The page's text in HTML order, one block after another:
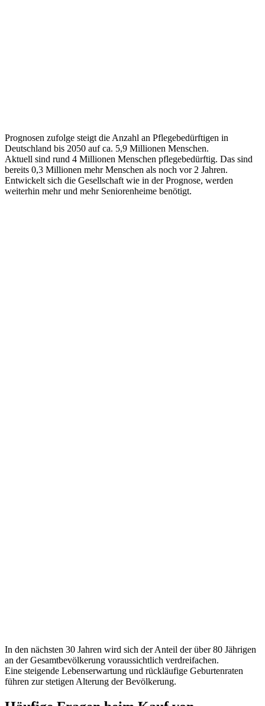
Prognosen zufolge steigt die Anzahl an Pflegebedürftigen in
Deutschland bis 2050 auf ca. 5,9 Millionen Menschen.
Aktuell sind rund 4 Millionen Menschen pflegebedürftig. Das sind
bereits 0,3 Millionen mehr Menschen als noch vor 2 Jahren.
Entwickelt sich die Gesellschaft wie in der Prognose, werden
weiterhin mehr und mehr Seniorenheime benötigt.
In den nächsten 30 Jahren wird sich der Anteil der über 80 Jährigen
an der Gesamtbevölkerung voraussichtlich verdreifachen.
Eine steigende Lebenserwartung und rückläufige Geburtenraten
führen zur stetigen Alterung der Bevölkerung.